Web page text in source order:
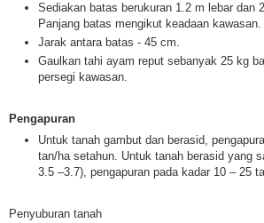
Sediakan batas berukuran 1.2 m lebar dan
Panjang batas mengikut keadaan kawasan.
Jarak antara batas - 45 cm.
Gaulkan tahi ayam reput sebanyak 25 kg
persegi kawasan.
Pengapuran
Untuk tanah gambut dan berasid,
tan/ha setahun. Untuk tanah berasid yang
3.5 –3.7), pengapuran pada kadar 10 – 25
Penyuburan tanah